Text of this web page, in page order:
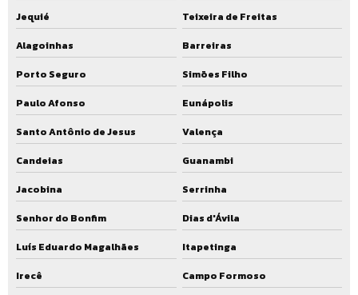
Jequié
Teixeira de Freitas
Alagoinhas
Barreiras
Porto Seguro
Simões Filho
Paulo Afonso
Eunápolis
Santo Antônio de Jesus
Valença
Candeias
Guanambi
Jacobina
Serrinha
Senhor do Bonfim
Dias d'Ávila
Luís Eduardo Magalhães
Itapetinga
Irecê
Campo Formoso